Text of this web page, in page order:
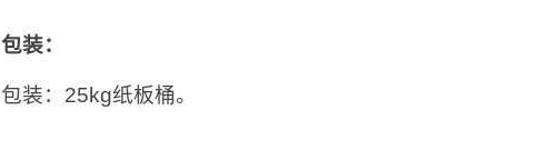
包装：
包装：25kg纸板桶。